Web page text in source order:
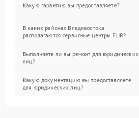
Какую гарантию вы предоставляете?
В каких районах Владивостока
располагаются сервисные центры FLIR?
Выполняете ли вы ремонт для юридических
лиц?
Какую документацию вы предоставляете
для юридических лиц?